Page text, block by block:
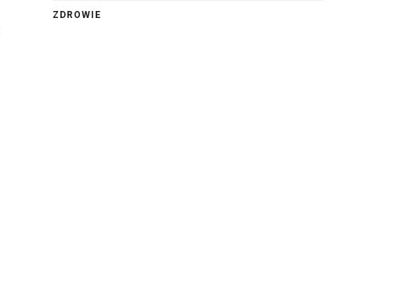
ZDROWIE